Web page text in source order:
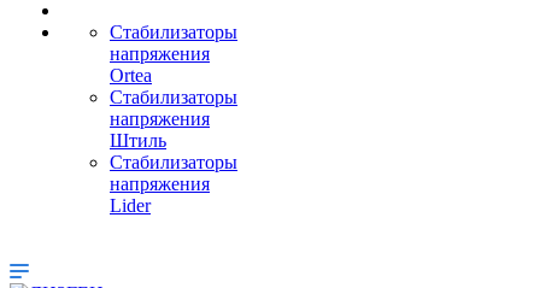
Стабилизаторы
напряжения
Ortea
Стабилизаторы
напряжения
Штиль
Стабилизаторы
напряжения
Lider